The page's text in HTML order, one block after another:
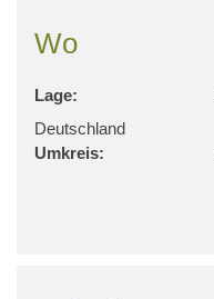
Wo
Lage:
Deutschland
Umkreis: